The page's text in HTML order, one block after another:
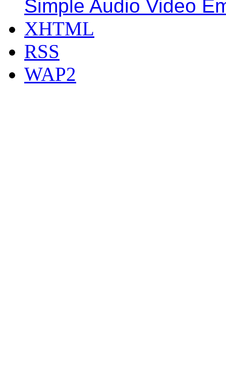
Simple Audio Video
XHTML
RSS
WAP2